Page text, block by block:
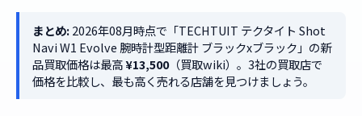
まとめ:2026年08月時点で「TECHTUIT テクタイト Shot
Navi W1 Evolve 腕時計型距離計 ブラックxブラック」の新
品買取価格は最高¥13,500（買取wiki）。3社の買取店で
価格を比較し、最も高く売れる店舗を見つけましょう。